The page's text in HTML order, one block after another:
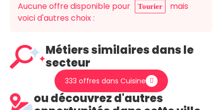
Aucune offre disponible pour Tourier
mais
voici d'autres choix :
Métiers similaires dans le
secteur
333 offres dans Cuisine
ou découvrez d'autres